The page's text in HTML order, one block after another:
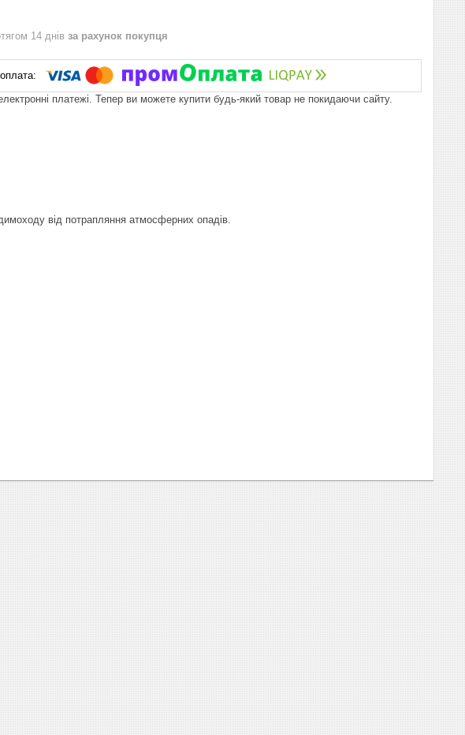
14 днів за рахунок покупця
платежі. Тепер ви можете купити будь-який товар не покидаючи сайту.
від потрапляння атмосферних опадів.